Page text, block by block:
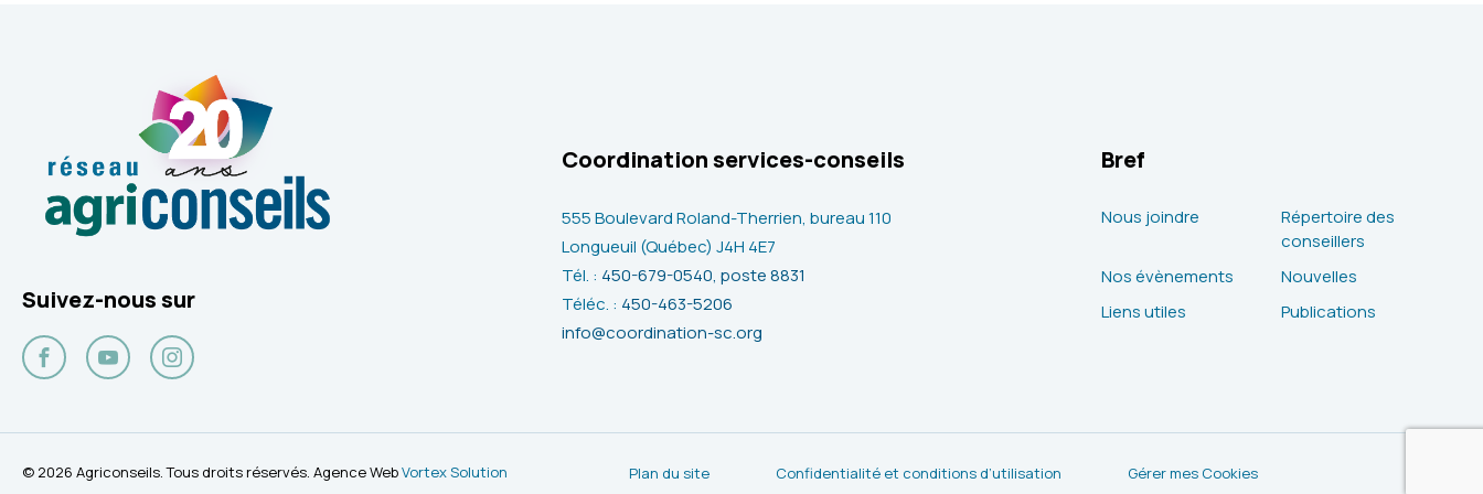
Suivez-nous sur
FacebookYouTubeInstagram
Coordination services-conseils
555 Boulevard Roland-Therrien, bureau 110
Longueuil (Québec) J4H 4E7
Tél. : 450-679-0540, poste 8831
Téléc. : 450-463-5206
info@coordination-sc.org
Bref
Nous joindre
Répertoire des
conseillers
Nos évènements
Nouvelles
Liens utiles
Publications
© 2026 Agriconseils. Tous droits réservés. Agence WebVortex Solution Plan du site Confidentialité et conditions d’utilisation Gérer mes Cookies